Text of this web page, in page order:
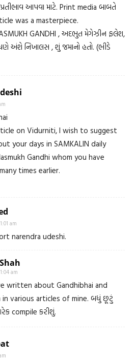
આપવા માટે. Print media બાબતે
was a masterpiece.
GANDHI , અદભુત મેગેઝીન ફલેશ,
અંશે નિખાલસ , શું જમાનો હતો. (ભીડે
on Vidurniti, I wish to suggest
your days in SAMKALIN daily
Gandhi whom you have
times earlier.
am
narendra udeshi.
am
written about Gandhibhai and
in various articles of mine. બધું છૂટું
compile કરીશું.